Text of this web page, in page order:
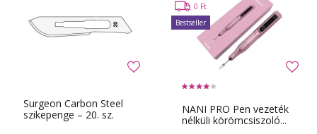
Surgeon Carbon Steel
szikepenge – 20. sz.
NANI PRO Pen vezeték
nélküli körömcsiszoló...
0 Ft
Bestseller